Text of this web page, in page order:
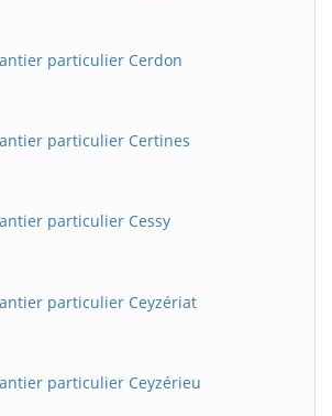
particulier Cerdon
particulier Certines
particulier Cessy
particulier Ceyzériat
particulier Ceyzérieu